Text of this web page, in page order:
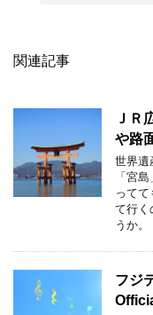
関連記事
ＪＲ
や路
世界遺
「宮
って
て行く
うか
フジ